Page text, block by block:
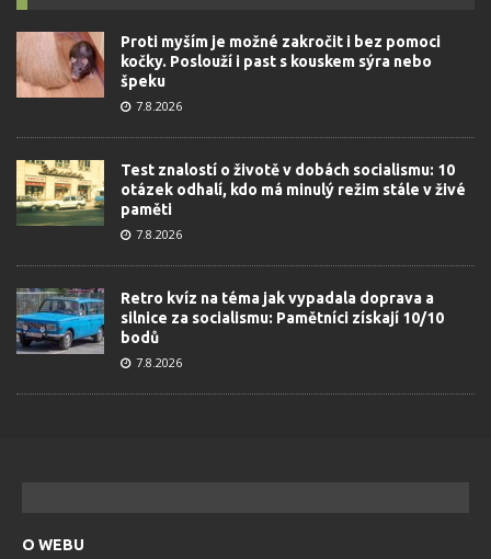
Proti myším je možné zakročit i bez pomoci
kočky. Poslouží i past s kouskem sýra nebo
špeku
7.8.2026
Test znalostí o životě v dobách socialismu: 10
otázek odhalí, kdo má minulý režim stále v živé
paměti
7.8.2026
Retro kvíz na téma jak vypadala doprava a
silnice za socialismu: Pamětníci získají 10/10
bodů
7.8.2026
O WEBU